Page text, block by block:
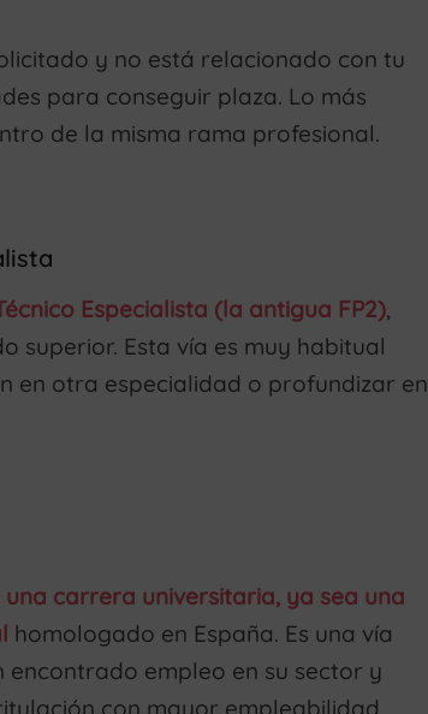
y no está relacionado con tu
para conseguir plaza. Lo más
de la misma rama profesional.
Especialista (la antigua FP2),
superior. Esta vía es muy habitual
en otra especialidad o profundizar en
una carrera universitaria, ya sea una
homologado en España. Es una vía
empleo en su sector y